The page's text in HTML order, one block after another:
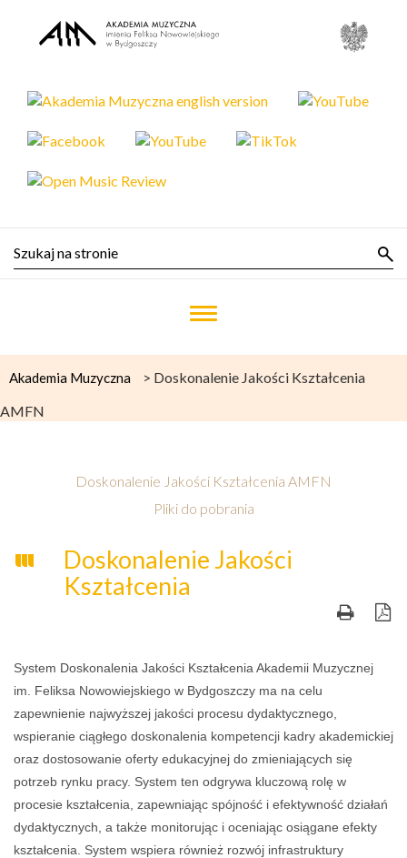
Akademia Muzyczna > Doskonalenie Jakości Kształcenia
AMFN
Doskonalenie Jakości Kształcenia AMFN
Pliki do pobrania
Doskonalenie Jakości
Kształcenia
System Doskonalenia Jakości Kształcenia Akademii Muzycznej
im. Feliksa Nowowiejskiego w Bydgoszczy ma na celu
zapewnienie najwyższej jakości procesu dydaktycznego,
wspieranie ciągłego doskonalenia kompetencji kadry akademickiej
oraz dostosowanie oferty edukacyjnej do zmieniających się
potrzeb rynku pracy. System ten odgrywa kluczową rolę w
procesie kształcenia, zapewniając spójność i efektywność działań
dydaktycznych, a także monitorując i oceniając osiągane efekty
kształcenia. System wspiera również rozwój infrastruktury